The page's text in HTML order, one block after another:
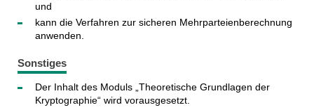
und
kann die Verfahren zur sicheren Mehrparteienberechnung
anwenden.
Sonstiges
Der Inhalt des Moduls „Theoretische Grundlagen der
Kryptographie“ wird vorausgesetzt.